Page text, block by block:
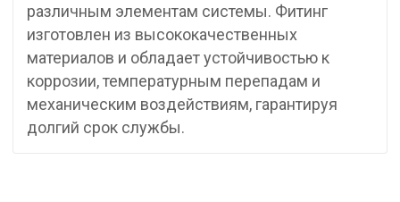
различным элементам системы. Фитинг
изготовлен из высококачественных
материалов и обладает устойчивостью к
коррозии, температурным перепадам и
механическим воздействиям, гарантируя
долгий срок службы.